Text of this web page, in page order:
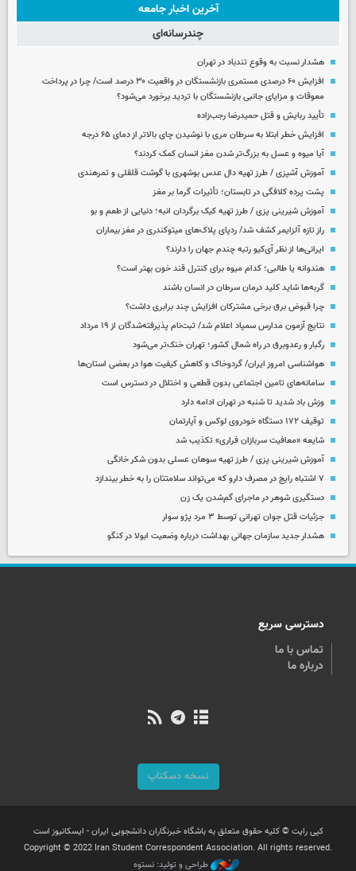
آخرین اخبار جامعه
چندرسانه‌ای
هشدار نسبت به وقوع تندباد در تهران
افزایش ۶۰ درصدی مستمری‌ بازنشستگان در واقعیت ۳۰ درصد است/ چرا در پرداخت
معوقات و مزایای جانبی بازنشستگان با تردید برخورد می‌شود؟
تأیید ربایش و قتل حمیدرضا رجب‌زاده
افزایش خطر ابتلا به سرطان مری با نوشیدن چای بالاتر از دمای ۶۵ درجه
آیا میوه و عسل به بزرگ‌تر شدن مغز انسان کمک کردند؟
آموزش آشپزی / طرز تهیه دال عدس بوشهری با گوشت قلقلی و تمرهندی
پشت پرده کلافگی در تابستان؛ تأثیرات گرما بر مغز
آموزش شیرینی پزی / طرز تهیه کیک برگردان انبه؛ دنیایی از طعم و بو
راز تازه آلزایمر کشف شد/ ردپای پلاک‌های میتوکندری در مغز بیماران
ایرانی‌ها از نظر آی‌کیو رتبه چندم جهان را دارند؟
هندوانه یا طالبی؛ کدام‌ میوه برای کنترل قند خون بهتر است؟
گربه‌ها شاید کلید درمان سرطان در انسان باشند
چرا قبوض برق برخی مشترکان افزایش چند برابری داشت؟
نتایج آزمون مدارس سمپاد اعلام شد/ ثبت‌نام پذیرفته‌شدگان از ۱۹ مرداد
رگبار و رعدوبرق در راه شمال کشور؛ تهران خنک‌تر می‌شود
هواشناسی امروز ایران/ گردوخاک و کاهش کیفیت هوا در بعضی استان‌ها
سامانه‌های تامین اجتماعی بدون قطعی و اختلال در دسترس است
وزش باد شدید تا شنبه در تهران ادامه دارد
توقیف ۱۷۲ دستگاه خودروی لوکس و آپارتمان
شایعه «معافیت سربازان فراری» تکذیب شد
آموزش شیرینی پزی / طرز تهیه سوهان عسلی بدون شکر خانگی
۷ اشتباه رایج در مصرف دارو که می‌تواند سلامتتان را به خطر بیندازد
دستگیری شوهر در ماجرای گم‌شدن یک زن
جزئیات قتل جوان تهرانی توسط ۳ مرد پژو سوار
هشدار جدید سازمان جهانی بهداشت درباره وضعیت ابولا در کنگو
دسترسی سریع
تماس با ما
درباره ما
نسخه دسکتاپ
کپی رایت © کلیه حقوق متعلق به باشگاه خبرنگاران دانشجویی ایران - ایسکانیوز است
Copyright © 2022 Iran Student Correspondent Association. All rights reserved.
طراحی و تولید: نستوه